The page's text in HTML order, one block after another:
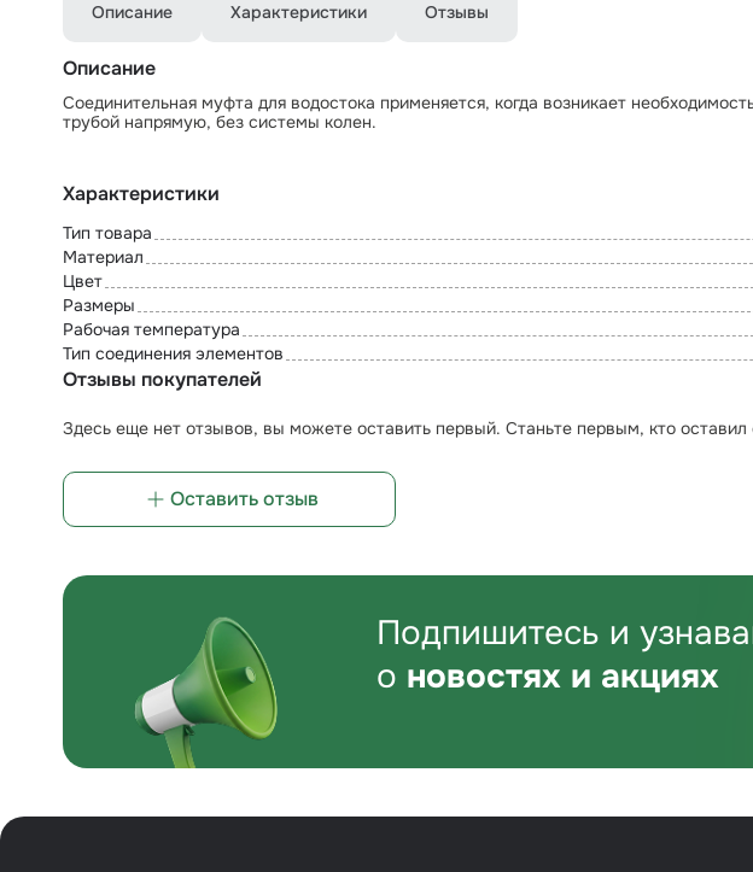
Описание Характеристики Отзывы
Описание
Соединительная муфта для водостока применяется, когда возникает
трубой напрямую, без системы колен.
Характеристики
Тип товара
Материал
Цвет
Размеры
Рабочая температура
Тип соединения элементов
Отзывы покупателей
Здесь еще нет отзывов, вы можете оставить первый. Станьте первым, кто оставил
Оставить отзыв
Подпишитесь и
о новостях и акциях